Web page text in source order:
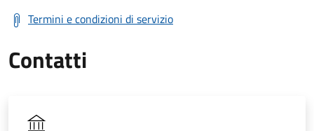
Termini e condizioni di servizio
Contatti